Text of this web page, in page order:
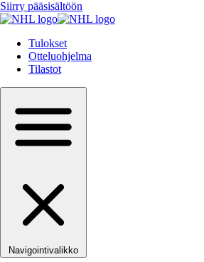
Siirry pääsisältöön
Tulokset
Otteluohjelma
Tilastot
Navigointivalikko